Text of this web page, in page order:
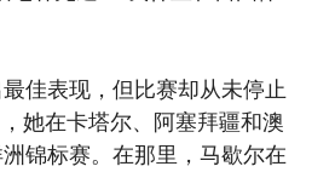
佳表现，但比赛却从未停止
她在卡塔尔、阿塞拜疆和澳
锦标赛。在那里，马歇尔在